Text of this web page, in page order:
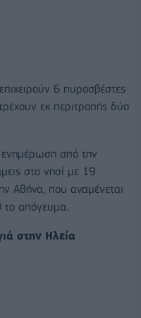
6 πυροσβέστες
εκ περιτροπής δύο
από την
στο νησί με 19
Αθήνα, που αναμένεται
το απόγευμα.
στην Ηλεία